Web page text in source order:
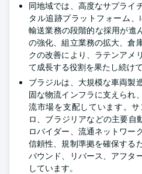
同地域では、高度なサプライ
タル追跡プラットフォーム
輸送業務の段階的な採用が進
の強化、組立業務の拡大、倉
クの改善により、ラテンアメ
て成長する役割を果たし続けて
ブラジルは、大規模な車両製
固な物流インフラに支えられ
流市場を支配しています。
ロ、ブラジリアなどの主要自
ロバイダー、流通ネットワー
信頼性、規制準拠を確保する
バウンド、リバース、アフタ
しています。